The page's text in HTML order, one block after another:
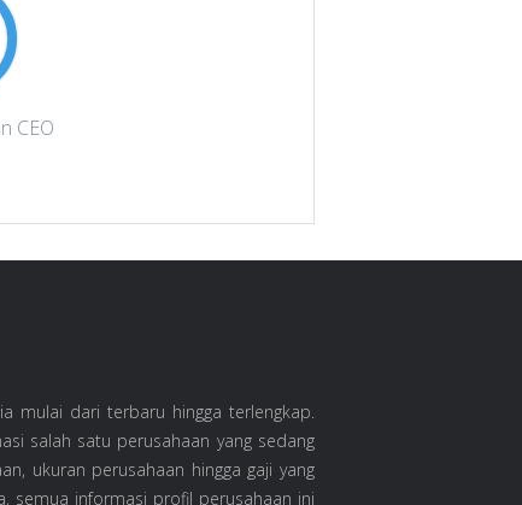
CEO
mulai dari terbaru hingga terlengkap.
salah satu perusahaan yang sedang
ukuran perusahaan hingga gaji yang
semua informasi profil perusahaan ini